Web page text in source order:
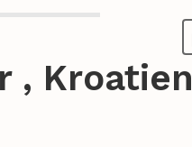
, Kroatien